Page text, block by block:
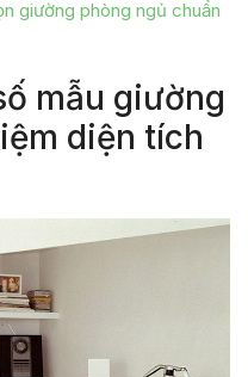
giường phòng ngủ chuẩn
mẫu giường
diện tích